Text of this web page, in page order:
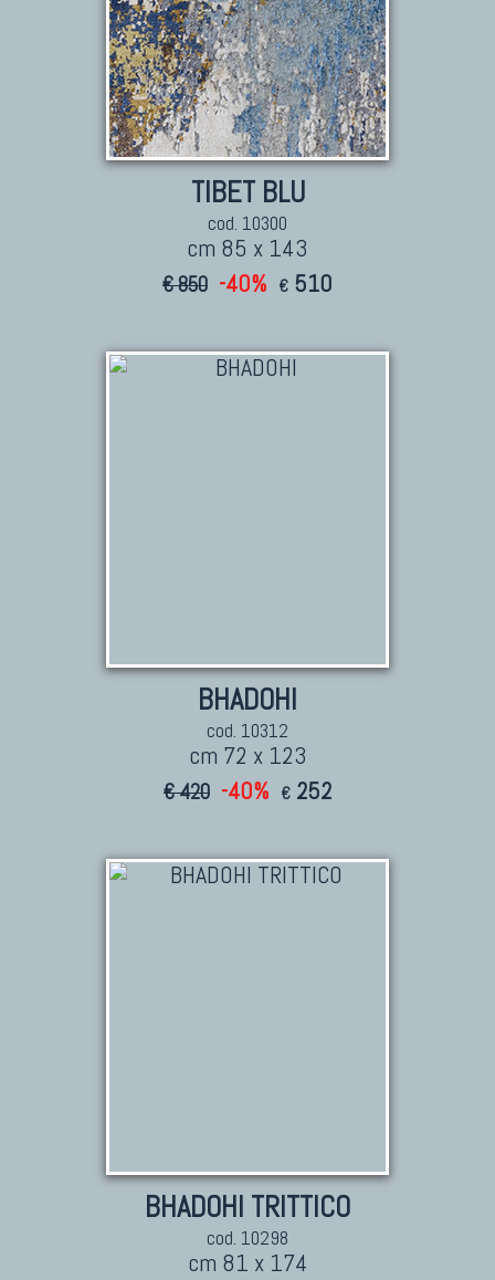
TIBET BLU
cod. 10300
cm 85 x 143
€ 850 -40% € 510
BHADOHI
cod. 10312
cm 72 x 123
€ 420 -40% € 252
BHADOHI TRITTICO
cod. 10298
cm 81 x 174